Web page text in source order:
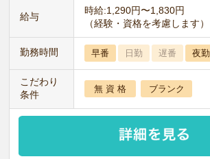
給与
時給:1,290円〜1,830円
（経験・資格を考慮します）
勤務時間 早番 日勤 遅番 夜勤
こだわり
条件
無 資 格 ブランク